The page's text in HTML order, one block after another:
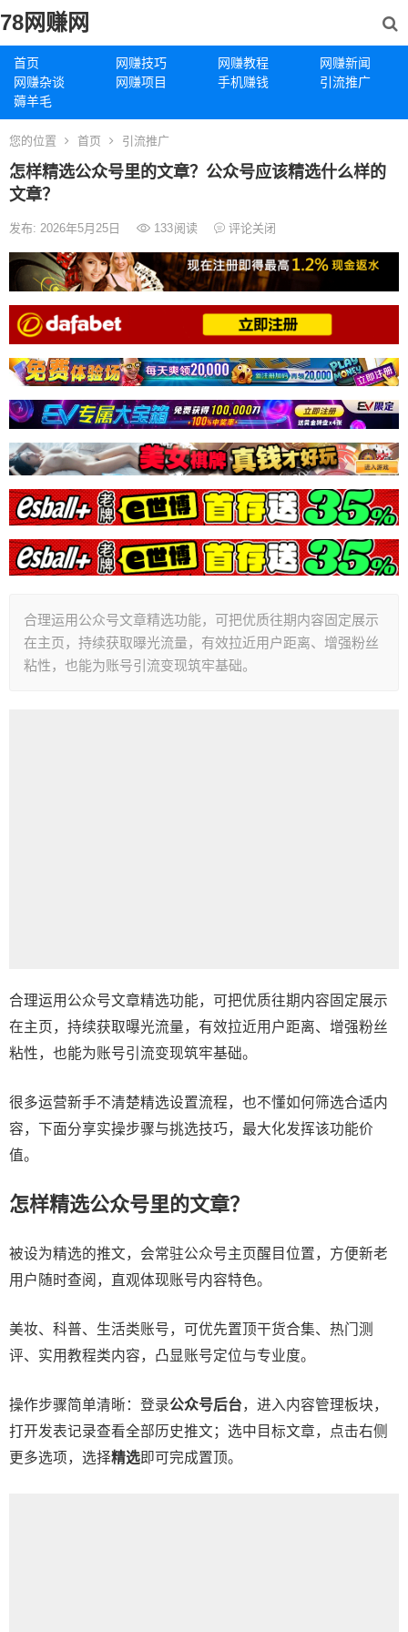
78网赚网
首页 网赚技巧 网赚教程
网赚新闻
网赚杂谈
网赚项目 手机赚钱
引流推广
薅羊毛
您的位置 首页 引流推广
怎样精选公众号里的文章？公众号应该精选什么样的
文章？
发布: 2026年5月25日 133阅读 评论关闭
合理运用公众号文章精选功能，可把优质往期内容固定展示
在主页，持续获取曝光流量，有效拉近用户距离、增强粉丝
粘性，也能为账号引流变现筑牢基础。
合理运用公众号文章精选功能，可把优质往期内容固定展示
在主页，持续获取曝光流量，有效拉近用户距离、增强粉丝
粘性，也能为账号引流变现筑牢基础。
很多运营新手不清楚精选设置流程，也不懂如何筛选合适内
容，下面分享实操步骤与挑选技巧，最大化发挥该功能价
值。
怎样精选公众号里的文章？
被设为精选的推文，会常驻公众号主页醒目位置，方便新老
用户随时查阅，直观体现账号内容特色。
美妆、科普、生活类账号，可优先置顶干货合集、热门测
评、实用教程类内容，凸显账号定位与专业度。
操作步骤简单清晰：登录公众号后台，进入内容管理板块，
打开发表记录查看全部历史推文；选中目标文章，点击右侧
更多选项，选择精选即可完成置顶。